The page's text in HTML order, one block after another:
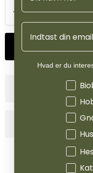
Produktinformation
Email
Hvad er du